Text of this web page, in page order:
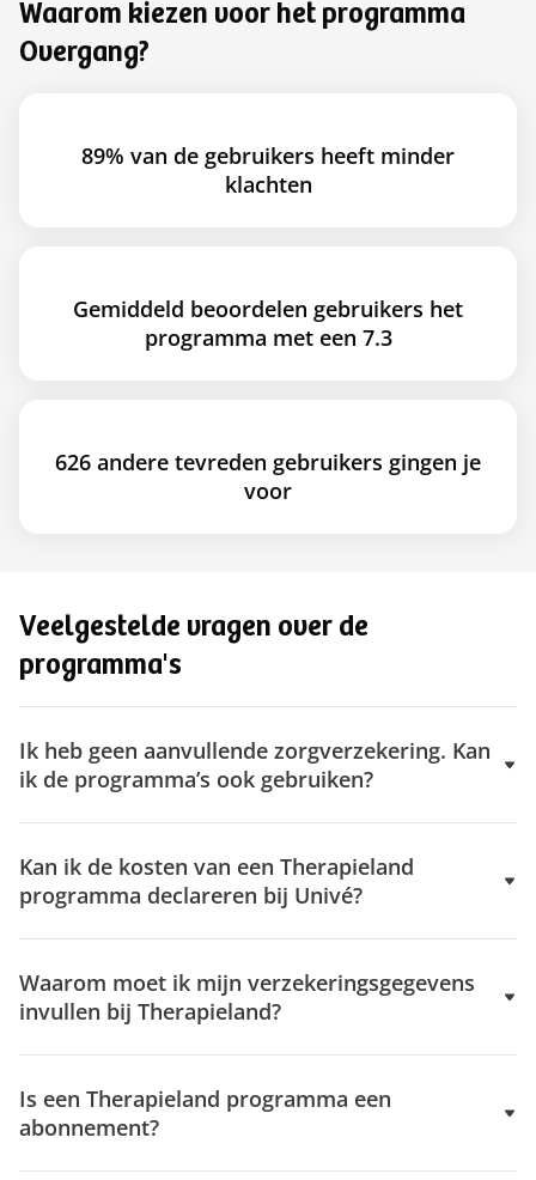
Waarom kiezen voor het programma
Overgang?
89% van de gebruikers heeft minder
klachten
Gemiddeld beoordelen gebruikers het
programma met een 7.3
626 andere tevreden gebruikers gingen je
voor
Veelgestelde vragen over de
programma's
Ik heb geen aanvullende zorgverzekering. Kan
ik de programma’s ook gebruiken?
Kan ik de kosten van een Therapieland
programma declareren bij Univé?
Waarom moet ik mijn verzekeringsgegevens
invullen bij Therapieland?
Is een Therapieland programma een
abonnement?